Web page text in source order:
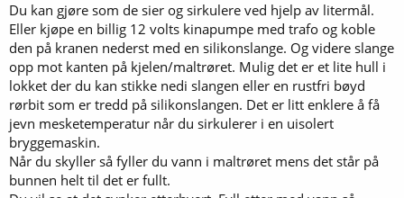
Du kan gjøre som de sier og sirkulere ved hjelp av litermål.
Eller kjøpe en billig 12 volts kinapumpe med trafo og koble
den på kranen nederst med en silikonslange. Og videre slange
opp mot kanten på kjelen/maltrøret. Mulig det er et lite hull i
lokket der du kan stikke nedi slangen eller en rustfri bøyd
rørbit som er tredd på silikonslangen. Det er litt enklere å få
jevn mesketemperatur når du sirkulerer i en uisolert
bryggemaskin.
Når du skyller så fyller du vann i maltrøret mens det står på
bunnen helt til det er fullt.